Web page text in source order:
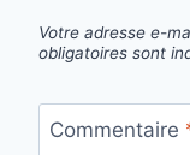
Votre adresse e-
obligatoires sont
Commentaire